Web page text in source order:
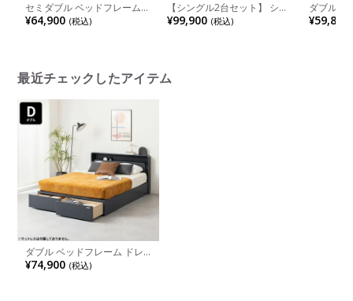
セミダブル ベッドフレーム
ドレース 〔サイドBOX〕 LED
照明付き ベッド コンセント
¥64,900 (税込)
【シングル2台セット】 シン
グル ベッドフレーム ドレー
ス 〔フットBOX＋サイド
¥99,900 (税込)
ダブル ウ
寝室 ベッ
トタイプ
¥59,800
最近チェックしたアイテム
ダブル ベッドフレーム ドレ
ース 〔フットBOX〕 LED 照
明付き ベッド コンセント付
¥74,900 (税込)